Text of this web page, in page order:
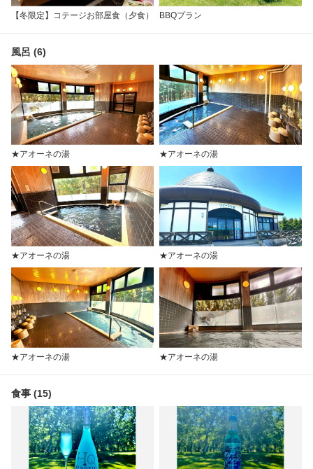
【冬限定】コテージお部屋食（夕食） BBQプラン
風呂 (6)
★アオーネの湯 ★アオーネの湯
★アオーネの湯 ★アオーネの湯
★アオーネの湯 ★アオーネの湯
食事 (15)